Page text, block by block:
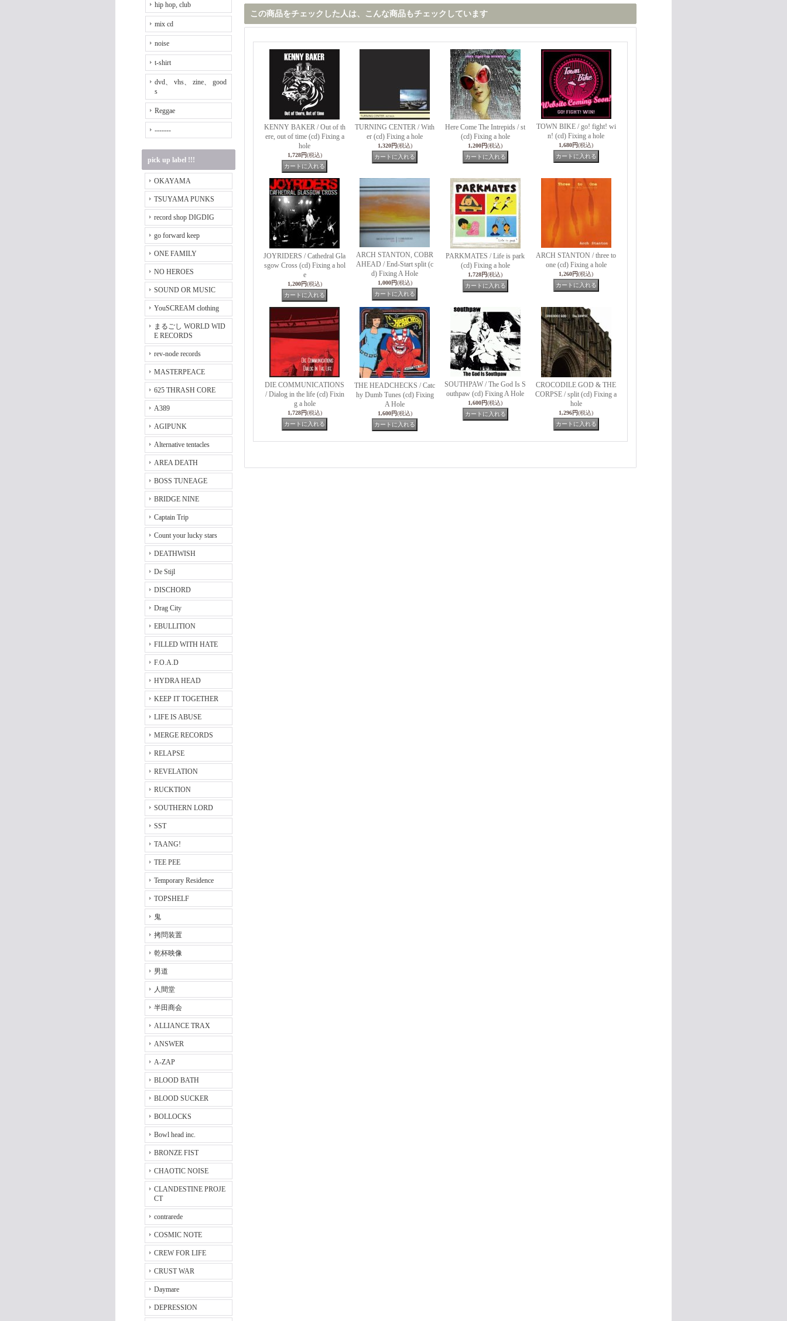
hip hop, club
mix cd
noise
t-shirt
dvd、 vhs、 zine、 good
s
Reggae
-------
pick up label !!!
OKAYAMA
TSUYAMA PUNKS
record shop DIGDIG
go forward keep
ONE FAMILY
NO HEROES
SOUND OR MUSIC
YouSCREAM clothing
まるごし WORLD WID
E RECORDS
rev-node records
MASTERPEACE
625 THRASH CORE
A389
AGIPUNK
Alternative tentacles
AREA DEATH
BOSS TUNEAGE
BRIDGE NINE
Captain Trip
Count your lucky stars
DEATHWISH
De Stijl
DISCHORD
Drag City
EBULLITION
FILLED WITH HATE
F.O.A.D
HYDRA HEAD
KEEP IT TOGETHER
LIFE IS ABUSE
MERGE RECORDS
RELAPSE
REVELATION
RUCKTION
SOUTHERN LORD
SST
TAANG!
TEE PEE
Temporary Residence
TOPSHELF
鬼
拷問装置
乾杯映像
男道
人間堂
半田商会
ALLIANCE TRAX
ANSWER
A-ZAP
BLOOD BATH
BLOOD SUCKER
BOLLOCKS
Bowl head inc.
BRONZE FIST
CHAOTIC NOISE
CLANDESTINE PROJE
CT
contrarede
COSMIC NOTE
CREW FOR LIFE
CRUST WAR
Daymare
DEPRESSION
この商品をチェックした人は、こんな商品もチェックしています
KENNY BAKER / Out of th
ere, out of time (cd) Fixing a
hole
1,728円(税込)
TURNING CENTER / With
er (cd) Fixing a hole
1,320円(税込)
Here Come The Intrepids / st
(cd) Fixing a hole
1,200円(税込)
TOWN BIKE / go! fight! wi
n! (cd) Fixing a hole
1,680円(税込)
JOYRIDERS / Cathedral Gla
sgow Cross (cd) Fixing a hol
e
1,200円(税込)
ARCH STANTON, COBR
AHEAD / End-Start split (c
d) Fixing A Hole
1,000円(税込)
PARKMATES / Life is park
(cd) Fixing a hole
1,728円(税込)
ARCH STANTON / three to
one (cd) Fixing a hole
1,260円(税込)
DIE COMMUNICATIONS
/ Dialog in the life (cd) Fixin
g a hole
1,728円(税込)
THE HEADCHECKS / Catc
hy Dumb Tunes (cd) Fixing
A Hole
1,600円(税込)
SOUTHPAW / The God Is S
outhpaw (cd) Fixing A Hole
1,600円(税込)
CROCODILE GOD & THE
CORPSE / split (cd) Fixing a
hole
1,296円(税込)